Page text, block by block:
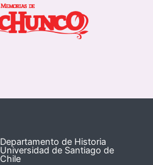
Departamento de Historia
Universidad de Santiago de
Chile